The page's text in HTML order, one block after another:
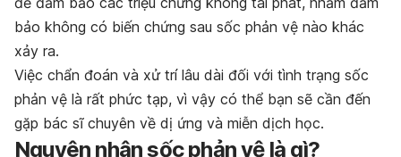
bảo không có biến chứng sau sốc phản vệ nào khác
xảy ra.
Việc chẩn đoán và xử trí lâu dài đối với tình trạng sốc
phản vệ là rất phức tạp, vì vậy có thể bạn sẽ cần đến
gặp bác sĩ chuyên về dị ứng và miễn dịch học.
Nguyên nhân sốc phản vệ là gì?